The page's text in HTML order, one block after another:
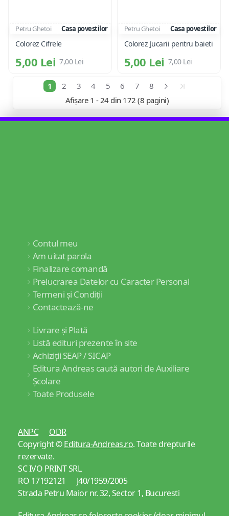
Petru Ghetoi Casa povestilor
Colorez Cifrele
5,00 Lei 7,00 Lei
Petru Ghetoi Casa povestilor
Colorez Jucarii pentru baieti
5,00 Lei 7,00 Lei
1 2 3 4 5 6 7
8
Afișare 1 - 24 din 172 (8 pagini)
Contul meu
Am uitat parola
Finalizare comandă
Prelucrarea Datelor cu Caracter Personal
Termeni și Condiții
Contactează-ne
Livrare și Plată
Listă edituri prezente în site
Achiziții SEAP / SICAP
Editura Andreas caută autori de Auxiliare
Școlare
Toate Produsele
ANPC
ODR
Copyright ©Editura-Andreas.ro. Toate drepturile
rezervate.
SC IVO PRINT SRL
RO 17192121 J40/1959/2005
Strada Petru Maior nr. 32, Sector 1, Bucuresti